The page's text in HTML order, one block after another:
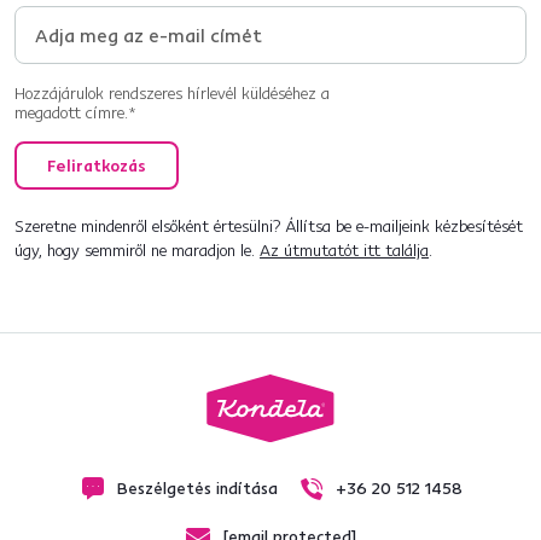
Hozzájárulok rendszeres hírlevél küldéséhez a
megadott címre.*
Feliratkozás
Szeretne mindenről elsőként értesülni? Állítsa be e-mailjeink kézbesítését
úgy, hogy semmiről ne maradjon le. Az útmutatót itt találja.
Beszélgetés indítása +36 20 512 1458